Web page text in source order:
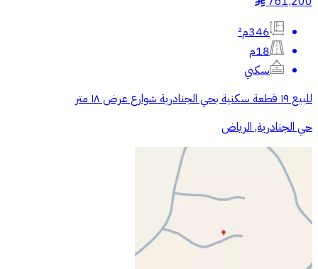
346م²
18م
سكني
للبيع ١٩ قطعة سكنية بحي الجنادرية شوارع عرض ١٨ متر
حي الجنادرية, الرياض